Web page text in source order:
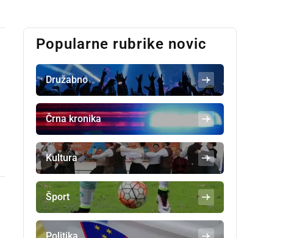
Popularne rubrike novic
Družabno
Črna kronika
Kultura
Šport